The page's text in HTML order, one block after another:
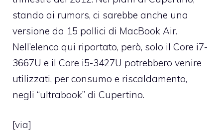
stando ai rumors, ci sarebbe anche una
versione da 15 pollici di MacBook Air.
Nell’elenco qui riportato, però, solo il Core i7-
3667U e il Core i5-3427U potrebbero venire
utilizzati, per consumo e riscaldamento,
negli “ultrabook” di Cupertino.
[via]